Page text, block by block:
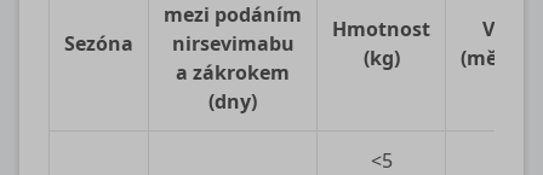
Sezóna
mezi podáním
nirsevimabu
a zákrokem
(dny)
Hmotnost
(kg)
Věk
(měsíce)
<5